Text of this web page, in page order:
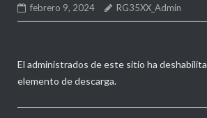
febrero 9, 2024 RG35XX_Admin
El administrados de este sitio ha
elemento de descarga.
consola Retro
Directamente
desde >>
ANBERNIC
<<